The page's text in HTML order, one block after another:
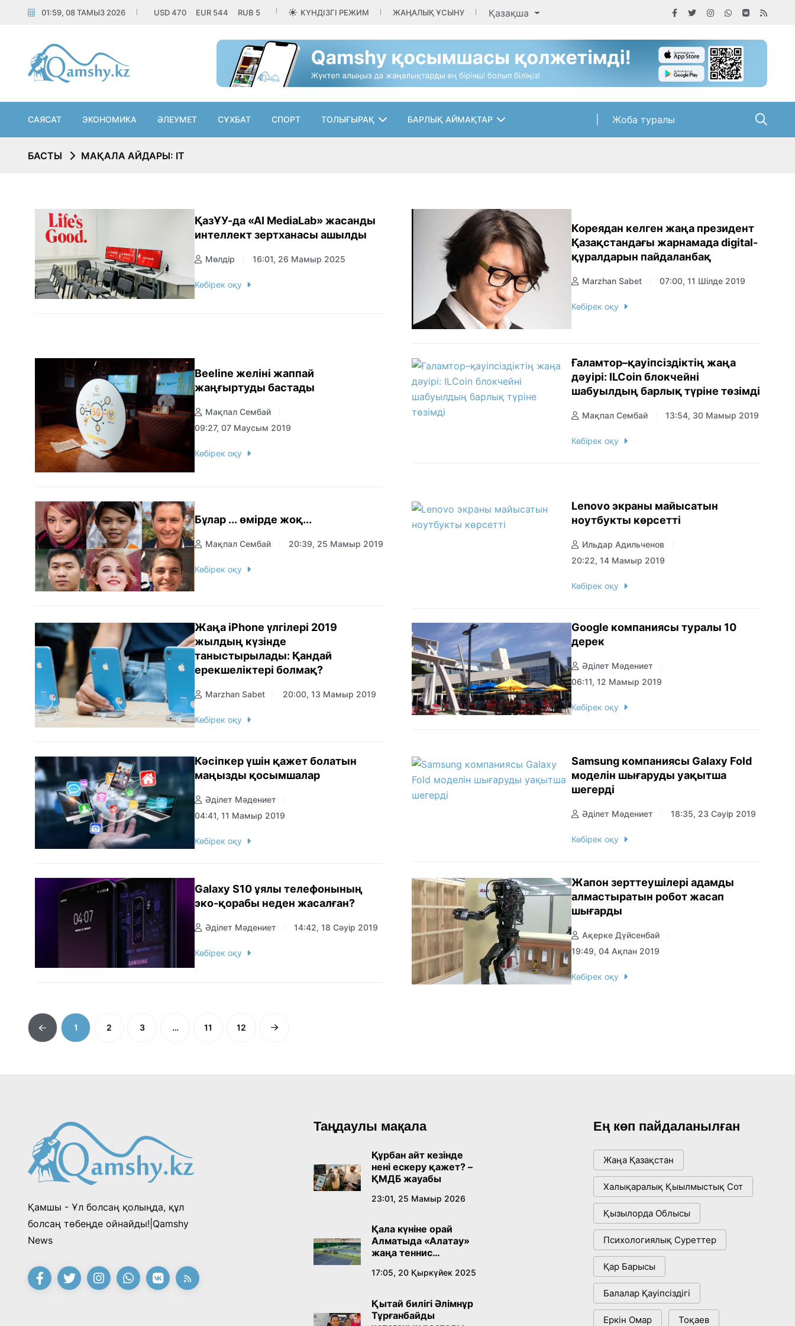
01:59, 08 ТАМЫЗ 2026 USD470 EUR 544 RUB 5 КҮНДІЗГІ РЕЖИМ ЖАҢАЛЫҚ ҰСЫНУ Қазақша
САЯСАТ ЭКОНОМИКА ӘЛЕУМЕТ СҰХБАТ СПОРТ ТОЛЫҒЫРАҚ БАРЛЫҚ АЙМАҚТАР Жоба туралы
БАСТЫ МАҚАЛА АЙДАРЫ: IT
ҚазҰУ-да «AI MediaLab» жасанды
интеллект зертханасы ашылды
Мөлдір 16:01, 26 Мамыр 2025
Көбірек оқу
Кореядан келген жаңа президент
Қазақстандағы жарнамада digital-
құралдарын пайдаланбақ
Marzhan Sabet 07:00, 11 Шілде 2019
Көбірек оқу
Beeline желіні жаппай
жаңғыртуды бастады
Мақпал Сембай
09:27, 07 Маусым 2019
Көбірек оқу
Ғаламтор–қауіпсіздіктің жаңа
дәуірі: ILCoin блокчейні
шабуылдың барлық түріне төзімді
Мақпал Сембай 13:54, 30 Мамыр 2019
Көбірек оқу
Бұлар ... өмірде жоқ...
Мақпал Сембай 20:39, 25 Мамыр 2019
Көбірек оқу
Lenovo экраны майысатын
ноутбукты көрсетті
Ильдар Адильченов
20:22, 14 Мамыр 2019
Көбірек оқу
Жаңа iPhone үлгілері 2019
жылдың күзінде
таныстырылады: Қандай
ерекшеліктері болмақ?
Marzhan Sabet 20:00, 13 Мамыр 2019
Көбірек оқу
Google компаниясы туралы 10
дерек
Әділет Мәдениет
06:11, 12 Мамыр 2019
Көбірек оқу
Кәсіпкер үшін қажет болатын
маңызды қосымшалар
Әділет Мәдениет
04:41, 11 Мамыр 2019
Көбірек оқу
Samsung компаниясы Galaxy Fold
моделін шығаруды уақытша
шегерді
Әділет Мәдениет 18:35, 23 Сәуір 2019
Көбірек оқу
Galaxy S10 ұялы телефонының
эко-қорабы неден жасалған?
Әділет Мәдениет 14:42, 18 Сәуір 2019
Көбірек оқу
Жапон зерттеушілері адамды
алмастыратын робот жасап
шығарды
Ақерке Дүйсенбай
19:49, 04 Ақпан 2019
Көбірек оқу
1 2 3 … 11 12
Қамшы - Ұл болсаң қолыңда, құл
болсаң төбеңде ойнайды!|Qamshy
News
Таңдаулы мақала
Құрбан айт кезінде
нені ескеру қажет? –
ҚМДБ жауабы
23:01, 25 Мамыр 2026
Қала күніне орай
Алматыда «Алатау»
жаңа теннис
17:05, 20 Қыркүйек 2025
Қытай билігі Әлімнұр
Тұрғанбайды
Ең көп пайдаланылған
Жаңа Қазақстан
Халықаралық Қыылмыстық Сот
Қызылорда Облысы
Психологиялық Суреттер
Қар Барысы
Балалар Қауіпсіздігі
Еркін Омар Тоқаев